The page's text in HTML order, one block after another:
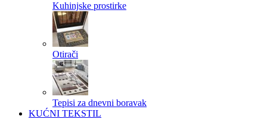
Kuhinjske prostirke
Otirači
Tepisi za dnevni boravak
KUĆNI TEKSTIL